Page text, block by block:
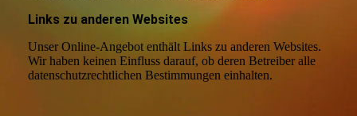
Links zu anderen Websites
Unser Online-Angebot enthält Links zu anderen Websites.
Wir haben keinen Einfluss darauf, ob deren Betreiber alle
datenschutzrechtlichen Bestimmungen einhalten.